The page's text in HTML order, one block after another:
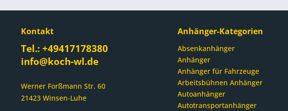
Kontakt
Tel.: +49417178380
info@koch-wl.de
Werner Forßmann Str. 60
21423 Winsen-Luhe
Anhänger-Kategorien
Absenkanhänger
Anhänger
Anhänger für Fahrzeuge
Arbeitsbühnen Anhänger
Autoanhänger
Autotransportanhänger